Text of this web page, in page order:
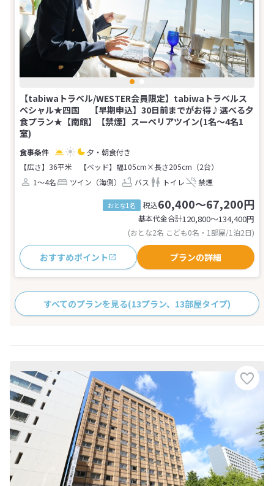
【tabiwaトラベル/WESTER会員限定】tabiwaトラベルス
ペシャル★四国 【早期申込】30日前までがお得♪選べる夕
食プラン★【南館】【禁煙】スーペリアツイン(1名～4名1
室)
夕・朝食付き
【広さ】36平米
【ベッド】幅105cm×長さ205cm（2台）
1～4名
ツイン（海側） バス トイレ 禁煙
おとな1名 税込60,400～67,200円
基本代金合計120,800〜134,400円
(おとな2名 こども0名・1部屋/1泊2日)
おすすめポイント プランの詳細
すべてのプランを見る(13プラン、13部屋タイプ)